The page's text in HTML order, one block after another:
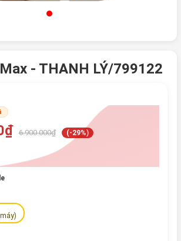
- THANH LÝ/799122
6.900.000₫ (-29%)